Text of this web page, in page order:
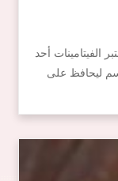
الفيتامينات أحد
ليحافظ على